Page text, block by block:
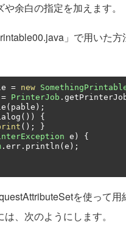
余白の指定を加えます。
」で用いた方
= new
= PrinterJob .
( pable );
())
{
();
}
e )
{
. err . println ( e );
を使って用
、次のようにします。